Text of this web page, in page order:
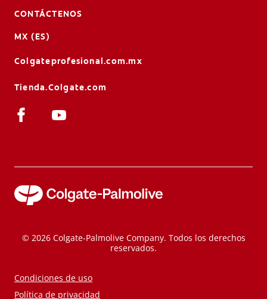
CONTÁCTENOS
MX (ES)
Colgateprofesional.com.mx
Tienda.Colgate.com
© 2026 Colgate-Palmolive Company. Todos los derechos
reservados.
Condiciones de uso
Política de privacidad